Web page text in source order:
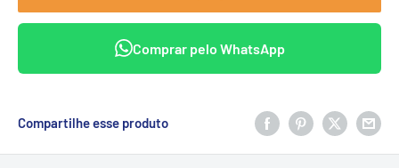
Comprar pelo WhatsApp
Compartilhe esse produto